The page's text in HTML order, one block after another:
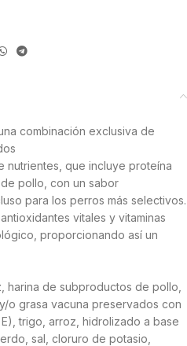
combinación exclusiva de
nutrientes, que incluye proteína
pollo, con un sabor
para los perros más selectivos.
vitales y vitaminas
proporcionando así un
harina de subproductos de pollo,
o grasa vacuna preservados con
trigo, arroz, hidrolizado a base
sal, cloruro de potasio,